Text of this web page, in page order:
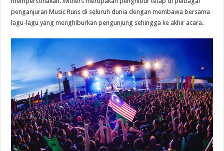
mempersonakan. Withers merupakan penghibur tetap di pelbagai
penganjuran Music Runs di seluruh dunia dengan membawa bersama
lagu-lagu yang menghiburkan pengunjung sehingga ke akhir acara.